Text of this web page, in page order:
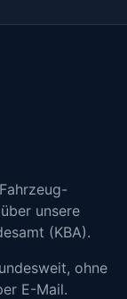
unsere
(KBA).
ohne
E-Mail.